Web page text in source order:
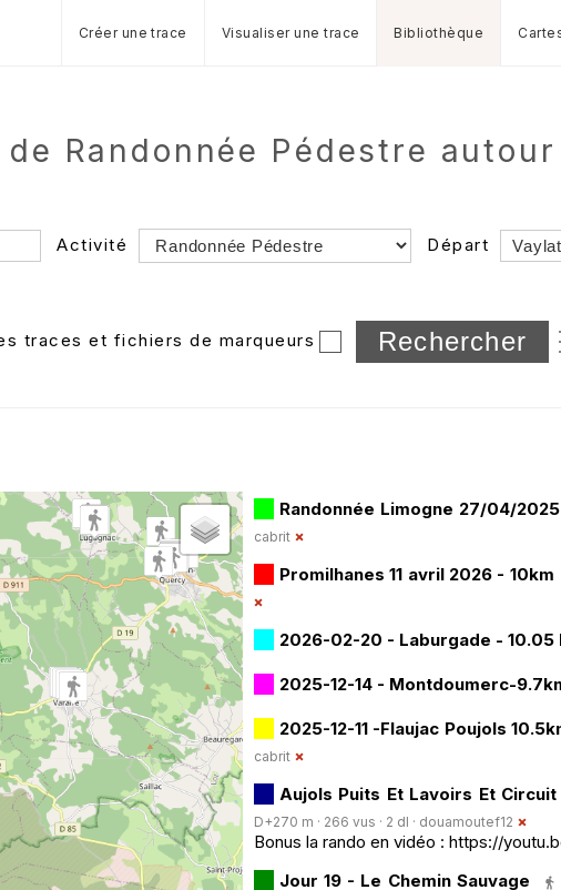
Créer une trace Visualiser une trace Bibliothèque
Randonnée Pédestre
Activité Départ
Dossier
et sous-dossiers
traces et fichiers de marqueurs
Randonnée Limogne 27/04/2025
cabrit
Promilhanes 11 avril 2026 - 10km
2026-02-20 - Laburgade - 10.05
2025-12-14 - Montdoumerc-
2025-12-11 -Flaujac Poujols
cabrit
Aujols Puits Et Lavoirs Et
D+270 m · 266 vus · 2 dl · douamoutef12
Bonus la rando en vidéo : https://
Jour 19 - Le Chemin Sauvage